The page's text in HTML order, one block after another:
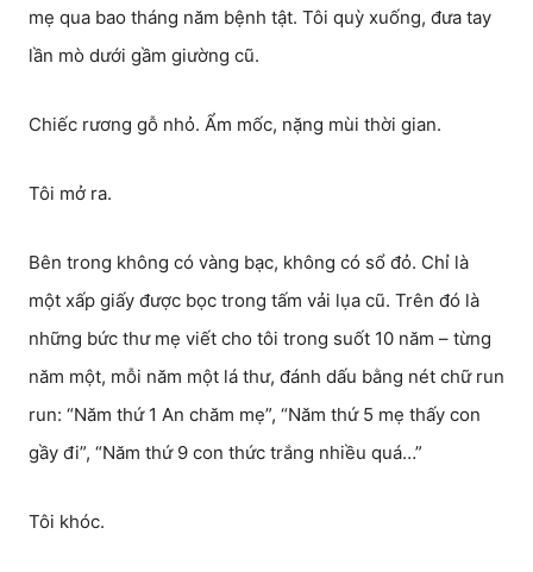
mẹ qua bao tháng năm bệnh tật. Tôi quỳ xuống, đưa tay
lần mò dưới gầm giường cũ.
Chiếc rương gỗ nhỏ. Ẩm mốc, nặng mùi thời gian.
Tôi mở ra.
Bên trong không có vàng bạc, không có sổ đỏ. Chỉ là
một xấp giấy được bọc trong tấm vải lụa cũ. Trên đó là
những bức thư mẹ viết cho tôi trong suốt 10 năm – từng
năm một, mỗi năm một lá thư, đánh dấu bằng nét chữ run
run: “Năm thứ 1 An chăm mẹ”, “Năm thứ 5 mẹ thấy con
gầy đi”, “Năm thứ 9 con thức trắng nhiều quá…”
Tôi khóc.